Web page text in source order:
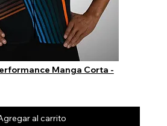
Manga Corta -
al carrito